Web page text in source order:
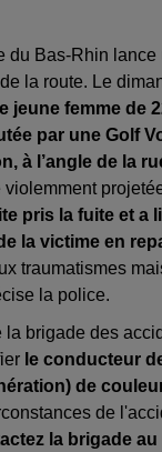
du Bas-Rhin lance
la route. Le
jeune femme de
par une Golf
à l’angle de la
violemment
pris la fuite et a
la victime en
traumatismes
la police.
la brigade des
le conducteur
de
de
la brigade au